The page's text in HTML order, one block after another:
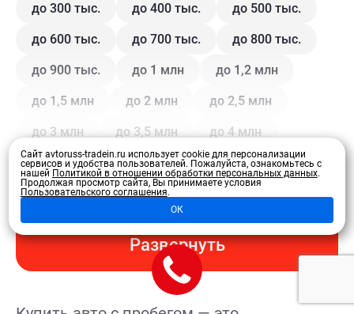
до 300 тыс. до 400 тыс. до 500 тыс.
до 600 тыс. до 700 тыс. до 800 тыс.
до 900 тыс. до 1 млн до 1,2 млн
до 1,5 млн до 2 млн до 2,5 млн
до 3 млн до 3,5 млн до 4 млн
Кузов
Купе Внедорожник Внедорожник 5 дв.
Хэтчбек 3 дв. Хэтчбек 5 дв.
Минивэн Кроссовер
Развернуть
Сайт avtoruss-tradein.ru использует cookie для персонализации
сервисов и удобства пользователей. Пожалуйста, ознакомьтесь с
нашей Политикой в отношении обработки персональных данных.
Продолжая просмотр сайта, Вы принимаете условия
Пользовательского соглашения.
ОК